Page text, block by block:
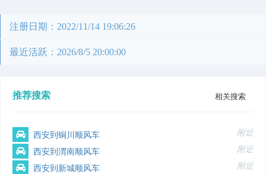
注册日期：2022/11/14 19:06:26
最近活跃：2026/8/5 20:00:00
推荐搜索 相关搜索
西安到铜川顺风车 附近
西安到渭南顺风车 附近
西安到新城顺风车 附近